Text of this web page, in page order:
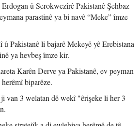
û Serokwezîrê Pakistanê Şehbaz
parastinê ya bi navê “Meke” îmze
Pakistanê li bajarê Mekeyê yê Erebistana
ya hevbeş îmze kir.
Karên Derve ya Pakistanê, ev peyman
biparêze.
van 3 welatan dê wekî "êrişeke li her 3